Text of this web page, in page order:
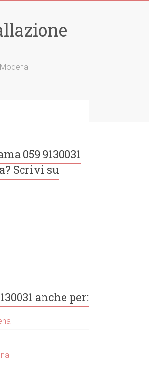
059 9130031
Scrivi su
anche per: